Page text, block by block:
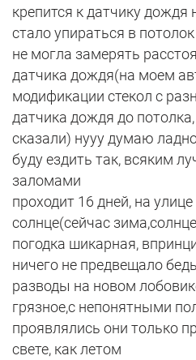
крепится к датчику
стало упираться в
не могла замерять
датчика дождя(на моем
модификации стекол с
датчика дождя до
сказали) нууу думаю
буду ездить так, всяким
заломами
проходит 16 дней, на
солнце(сейчас
погодка шикарная,
ничего не предвещало
разводы на новом
грязное,с непонятными
проявлялись они только
свете, как летом